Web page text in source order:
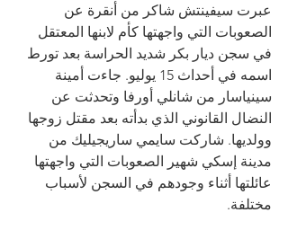
عبرت سيفينتش شاكر من أنقرة عن
الصعوبات التي واجهتها كأم لابنها المعتقل
في سجن ديار بكر شديد الحراسة بعد تورط
اسمه في أحداث 15 يوليو. جاءت أمينة
سينياسار من شانلي أورفا وتحدثت عن
النضال القانوني الذي بدأته بعد مقتل زوجها
وولديها. شاركت سايمي ساريجيليك من
مدينة إسكي شهير الصعوبات التي واجهتها
عائلتها أثناء وجودهم في السجن لأسباب
مختلفة.